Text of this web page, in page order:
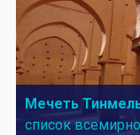
Мечеть
список